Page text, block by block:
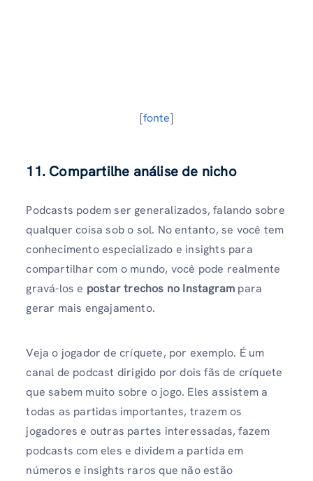
[fonte]
11. Compartilhe análise de nicho
Podcasts podem ser generalizados, falando sobre
qualquer coisa sob o sol. No entanto, se você tem
conhecimento especializado e insights para
compartilhar com o mundo, você pode realmente
gravá-los e postar trechos no Instagram para
gerar mais engajamento.
Veja o jogador de críquete, por exemplo. É um
canal de podcast dirigido por dois fãs de críquete
que sabem muito sobre o jogo. Eles assistem a
todas as partidas importantes, trazem os
jogadores e outras partes interessadas, fazem
podcasts com eles e dividem a partida em
números e insights raros que não estão